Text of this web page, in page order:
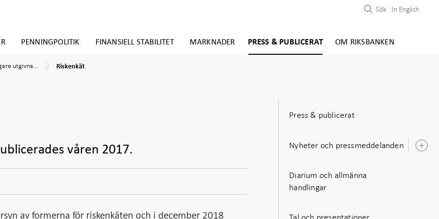
PENNINGPOLITIK FINANSIELL STABILITET MARKNADER PRESS & PUBLICERAT OM RIKSBANKEN
Sök In English
utgivna... Riskenkät
Riskenkät
våren 2017.
av formerna för riskenkäten och i december 2018
Press & publicerat
Nyheter och pressmeddelanden
Diarium och allmänna
handlingar